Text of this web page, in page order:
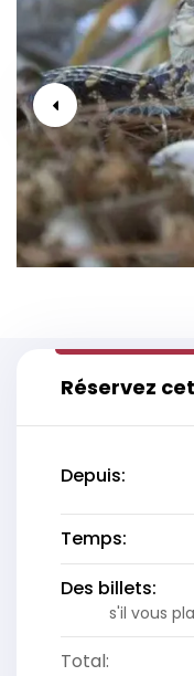
Réservez
Depuis:
Temps:
Des billets:
s'il vous
Total: